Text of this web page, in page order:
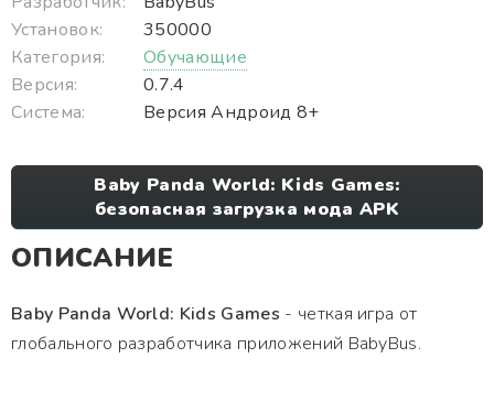
Установок:
350000
Категория:
Обучающие
Версия:
0.7.4
Система:
Версия Андроид 8+
Baby Panda World: Kids Games:
безопасная загрузка мода APK
ОПИСАНИЕ
Baby Panda World: Kids Games - четкая игра от
глобального разработчика приложений BabyBus.